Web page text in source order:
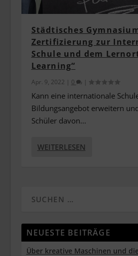
Städtisches
Zertifizierung zur
Schule und dem
Learning“
Apr. 9, 2022 | 0 |
Kann eine internationale
Bildungsangebot erweitern
Schüler davon...
WEITERLESEN
NEUESTE BEITRÄGE
Über kreative Maschinen und